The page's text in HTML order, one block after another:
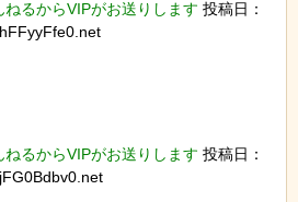
ねるからVIPがお送りします 投稿日：
ねるからVIPがお送りします 投稿日：